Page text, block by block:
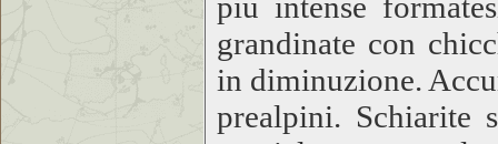
grandinate con
in diminuzione.
prealpini. Schiarite